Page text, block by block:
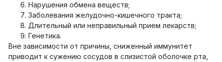
Нарушения обмена веществ;
Заболевания желудочно-кишечного тракта;
Длительный или неправильный прием лекарств;
Генетика.
Вне зависимости от причины, сниженный иммунитет
приводит к сужению сосудов в слизистой оболочке рта,